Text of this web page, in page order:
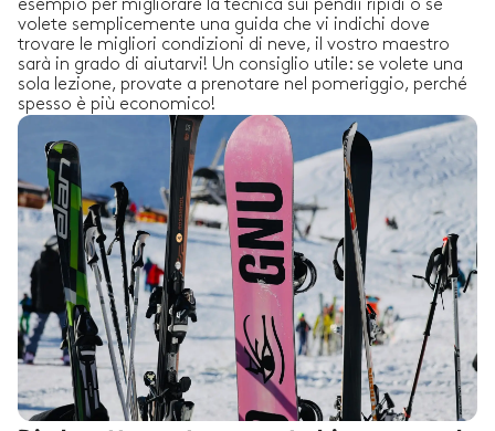
esempio per migliorare la tecnica sui pendii ripidi o se
volete semplicemente una guida che vi indichi dove
trovare le migliori condizioni di neve, il vostro maestro
sarà in grado di aiutarvi! Un consiglio utile: se volete una
sola lezione, provate a prenotare nel pomeriggio, perché
spesso è più economico!